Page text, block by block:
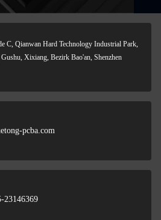
C, Qianwan Hard Technology Industrial Park,
Xixiang, Bezirk Bao'an, Shenzhen
pcba.com
23146369